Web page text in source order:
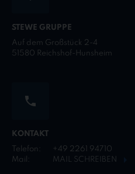
STEWE GRUPPE
Auf dem Großstück 2-4
51580 Reichshof-Hunsheim
KONTAKT
Telefon:
+49 2261 94710
Mail:
MAIL SCHREIBEN